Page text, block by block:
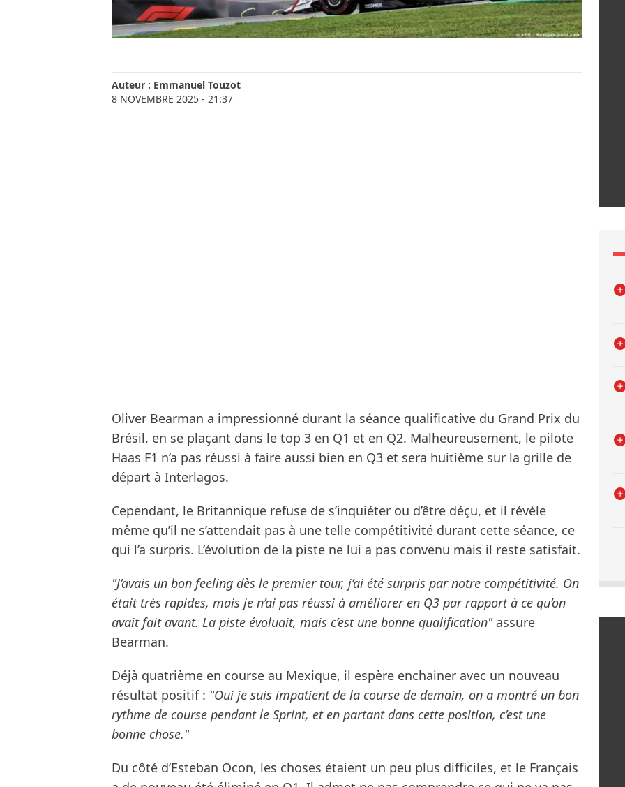
Auteur : Emmanuel Touzot
8 NOVEMBRE 2025 - 21:37
Oliver Bearman a impressionné durant la séance qualificative du Grand Prix du
Brésil, en se plaçant dans le top 3 en Q1 et en Q2. Malheureusement, le pilote
Haas F1 n’a pas réussi à faire aussi bien en Q3 et sera huitième sur la grille de
départ à Interlagos.
Cependant, le Britannique refuse de s’inquiéter ou d’être déçu, et il révèle
même qu’il ne s’attendait pas à une telle compétitivité durant cette séance, ce
qui l’a surpris. L’évolution de la piste ne lui a pas convenu mais il reste satisfait.
"J’avais un bon feeling dès le premier tour, j’ai été surpris par notre compétitivité. On
était très rapides, mais je n’ai pas réussi à améliorer en Q3 par rapport à ce qu’on
avait fait avant. La piste évoluait, mais c’est une bonne qualification"assure
Bearman.
Déjà quatrième en course au Mexique, il espère enchainer avec un nouveau
résultat positif : "Oui je suis impatient de la course de demain, on a montré un bon
rythme de course pendant le Sprint, et en partant dans cette position, c’est une
bonne chose."
Du côté d’Esteban Ocon, les choses étaient un peu plus difficiles, et le Français